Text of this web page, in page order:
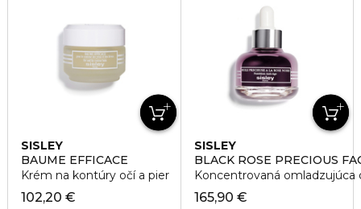
SISLEY
BAUME EFFICACE
Krém na kontúry očí a pier
102,20 €
SISLEY
BLACK ROSE PRECIOUS
Koncentrovaná omladzujúca
165,90 €